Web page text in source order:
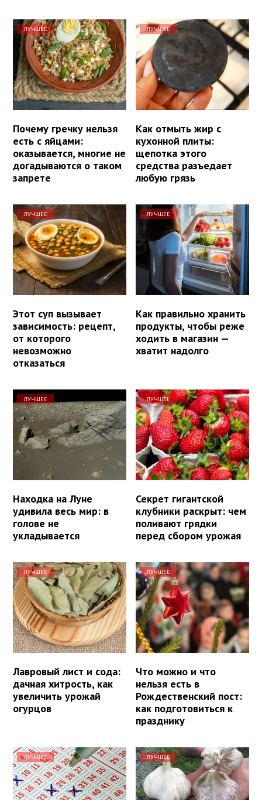
ЛУЧШЕЕ
Почему гречку нельзя
есть с яйцами:
оказывается, многие не
догадываются о таком
запрете
ЛУЧШЕЕ
Как отмыть жир с
кухонной плиты:
щепотка этого
средства разъедает
любую грязь
ЛУЧШЕЕ
Этот суп вызывает
зависимость: рецепт,
от которого
невозможно
отказаться
ЛУЧШЕЕ
Как правильно хранить
продукты, чтобы реже
ходить в магазин —
хватит надолго
ЛУЧШЕЕ
Находка на Луне
удивила весь мир: в
голове не
укладывается
ЛУЧШЕЕ
Секрет гигантской
клубники раскрыт: чем
поливают грядки
перед сбором урожая
ЛУЧШЕЕ
Лавровый лист и сода:
дачная хитрость, как
увеличить урожай
огурцов
ЛУЧШЕЕ
Что можно и что
нельзя есть в
Рождественский пост:
как подготовиться к
празднику
ЛУЧШЕЕ ЛУЧШЕЕ